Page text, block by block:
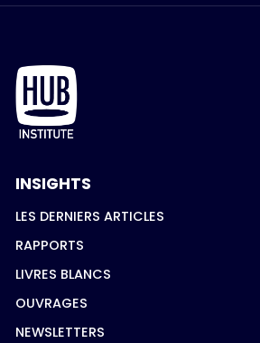
INSIGHTS
LES DERNIERS ARTICLES
RAPPORTS
LIVRES BLANCS
OUVRAGES
NEWSLETTERS